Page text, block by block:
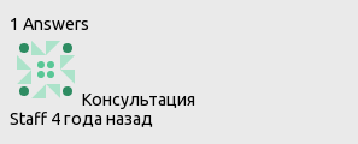
1 Answers
Консультация
Staff 4 года назад